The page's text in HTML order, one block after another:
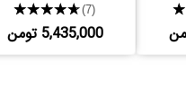
★★★★★(7)
5,435,000 تومن